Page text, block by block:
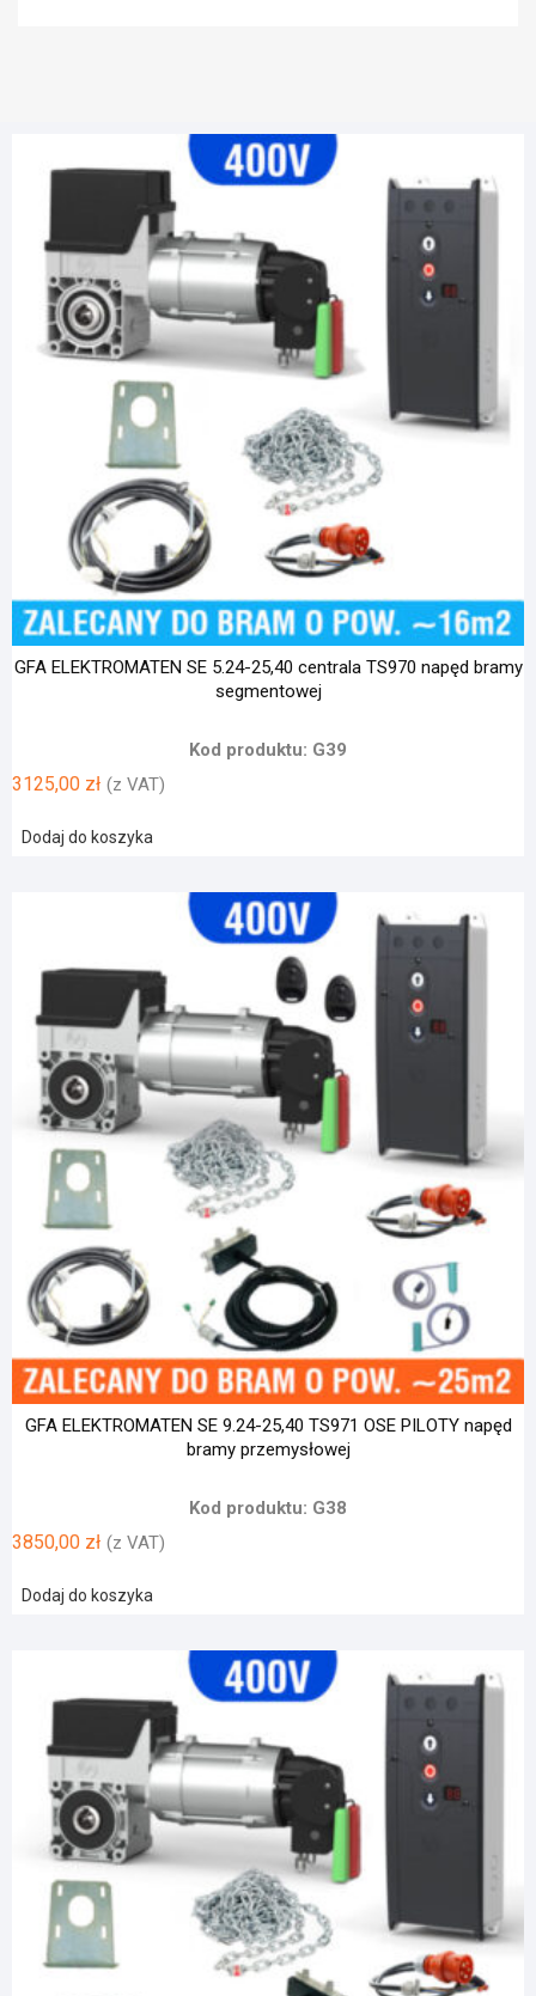
GFA ELEKTROMATEN SE 5.24-25,40 centrala TS970 napęd bramy
segmentowej
Kod produktu: G39
3125,00 zł (z VAT)
Dodaj do koszyka
GFA ELEKTROMATEN SE 9.24-25,40 TS971 OSE PILOTY napęd
bramy przemysłowej
Kod produktu: G38
3850,00 zł (z VAT)
Dodaj do koszyka